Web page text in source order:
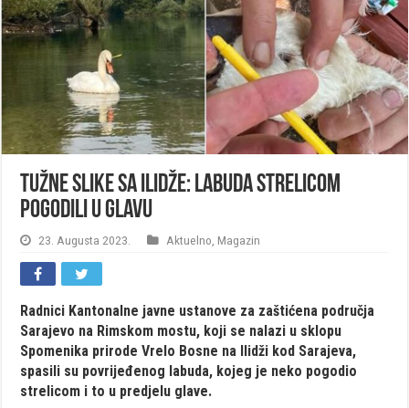
Tužne slike sa Ilidže: Labuda strelicom
pogodili u glavu
23. Augusta 2023. Aktuelno Magazin
Radnici Kantonalne javne ustanove za zaštićena područja
Sarajevo na Rimskom mostu, koji se nalazi u sklopu
Spomenika prirode Vrelo Bosne na Ilidži kod Sarajeva,
spasili su povrijeđenog labuda, kojeg je neko pogodio
strelicom i to u predjelu glave.